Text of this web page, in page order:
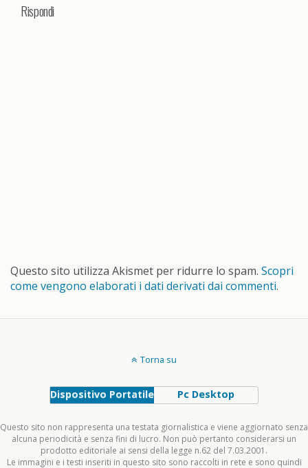
Rispondi
Questo sito utilizza Akismet per ridurre lo spam. Scopri
come vengono elaborati i dati derivati dai commenti.
Torna su
Dispositivo Portatile Pc Desktop
Questo sito non rappresenta una testata giornalistica e viene aggiornato senza
alcuna periodicità e senza fini di lucro. Non può pertanto considerarsi un
prodotto editoriale ai sensi della legge n.62 del 7.03.2001.
Le immagini e i testi inseriti in questo sito sono raccolti in rete e sono quindi